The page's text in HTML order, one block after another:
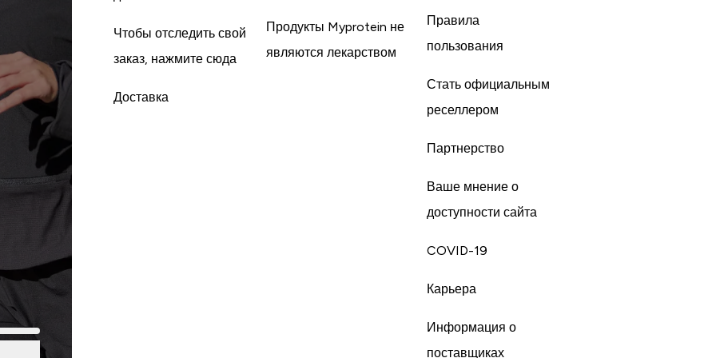
Чтобы отследить свой
заказ, нажмите сюда
Доставка
Продукты Myprotein не
являются лекарством
Правила
пользования
Стать официальным
реселлером
Партнерство
Ваше мнение о
доступности сайта
COVID-19
Карьера
Информация о
поставщиках